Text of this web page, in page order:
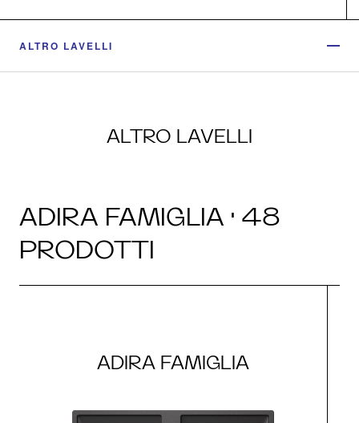
ALTRO LAVELLI
ALTRO LAVELLI
ADIRA FAMIGLIA · 48
PRODOTTI
ADIRA FAMIGLIA